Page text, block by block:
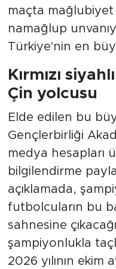
maçta
namağlup
Türkiye'nin en
Kırmızı
Çin yolcusu
Elde edilen bu
Gençlerbirliği
medya hesapları
bilgilendirme
açıklamada,
futbolcuların bu
sahnesine
şampiyonlukla
2026 yılının ekim